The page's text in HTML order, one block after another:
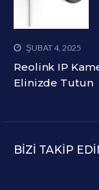
ŞUBAT 4, 2025
Reolink IP
Elinizde Tutun
BIZI TAKIP